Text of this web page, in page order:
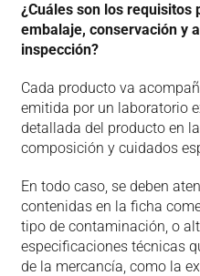
¿Cuáles son los requisitos
embalaje, conservación y
inspección?
Cada producto va
emitida por un laboratorio
detallada del producto en
composición y cuidados
En todo caso, se deben
contenidas en la ficha
tipo de contaminación, o
especificaciones técnicas
de la mercancía, como la